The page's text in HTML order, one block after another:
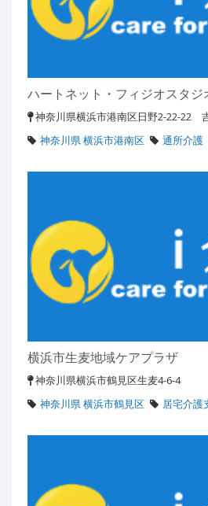
ハートネット・フィジオスタ
神奈川県横浜市港南区日野2-22-22
神奈川県 横浜市港南区
通所介護
横浜市生麦地域ケアプラザ
神奈川県横浜市鶴見区生麦4-6-4
神奈川県 横浜市鶴見区
居宅介護